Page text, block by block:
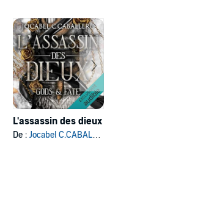
L'assassin des dieux
De : Jocabel C.CABALLERO